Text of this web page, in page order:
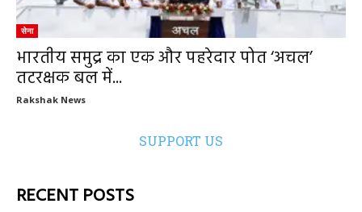
सेना
भारतीय समुद्र का एक और पहरेदार पोत ‘अचल’
तटरक्षक बल में...
Rakshak News
SUPPORT US
RECENT POSTS